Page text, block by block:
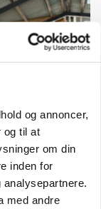
og annoncer,
og til at
om din
inden for
med andre
og
ny